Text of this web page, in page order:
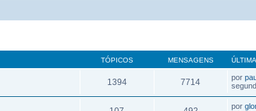
TÓPICOS MENSAGENS
1394 7714 por
por